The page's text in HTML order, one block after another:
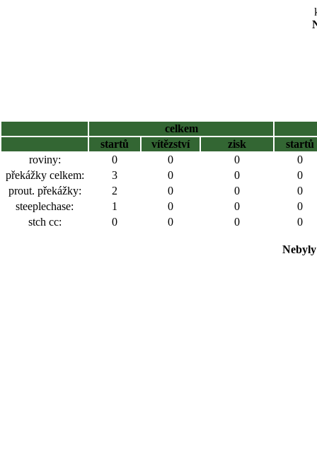
celkem
startů
vítězství zisk
startů
roviny:
0 0 0
0
překážky celkem:
3 0 0
0
prout. překážky:
2 0 0
0
steeplechase:
1 0 0
0
stch cc:
0 0 0 0